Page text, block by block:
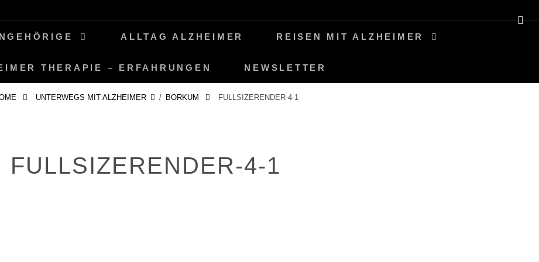
ALLTAG ALZHEIMER REISEN MIT ALZHEIMER
THERAPIE – ERFAHRUNGEN NEWSLETTER
UNTERWEGS MIT ALZHEIMER / BORKUM FULLSIZERENDER-4-1
FULLSIZERENDER-4-1